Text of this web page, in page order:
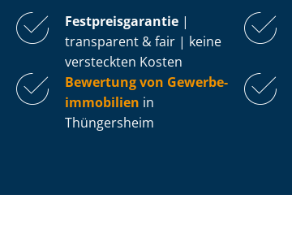
Fest­preis­ga­ran­tie |
transparent & fair | keine
versteckten Kosten
Bewertung von Ge­wer­be­
im­mo­bi­li­en in
Thüngersheim